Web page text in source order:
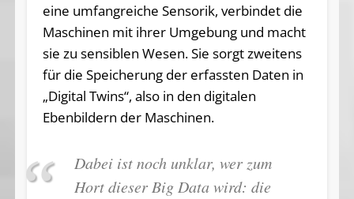
eine umfangreiche Sensorik, verbindet die
Maschinen mit ihrer Umgebung und macht
sie zu sensiblen Wesen. Sie sorgt zweitens
für die Speicherung der erfassten Daten in
„Digital Twins“, also in den digitalen
Ebenbildern der Maschinen.
Dabei ist noch unklar, wer zum
Hort dieser Big Data wird: die